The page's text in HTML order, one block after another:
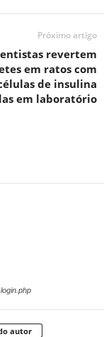
Próximo artigo
revertem
em ratos com
de insulina
em laboratório
autor